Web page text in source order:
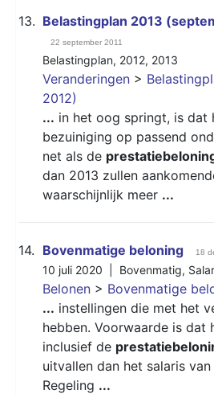
13. Belastingplan 2013
22 september 2011
Belastingplan, 2012, 2013
Veranderingen >
2012)
... in het oog springt, is dat
bezuiniging op passend
net als de
dan 2013 zullen
waarschijnlijk meer ...
14. Bovenmatige beloning 18
10 juli 2020 | Bovenmatig,
Belonen > Bovenmatige
... instellingen die met het
hebben. Voorwaarde is dat
inclusief de
uitvallen dan het salaris van
Regeling ...